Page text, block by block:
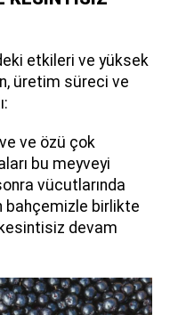
etkileri ve yüksek
üretim süreci ve
ve özü çok
bu meyveyi
vücutlarında
bahçemizle birlikte
devam